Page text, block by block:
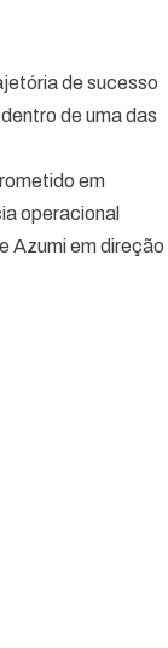
de sucesso
de uma das
em
operacional
Azumi em direção